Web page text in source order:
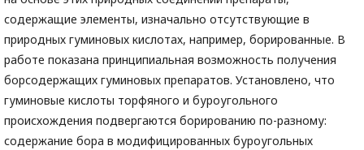
содержащие элементы, изначально отсутствующие в
природных гуминовых кислотах, например, борированные. В
работе показана принципиальная возможность получения
борсодержащих гуминовых препаратов. Установлено, что
гуминовые кислоты торфяного и буроугольного
происхождения подвергаются борированию по-разному:
содержание бора в модифицированных буроугольных